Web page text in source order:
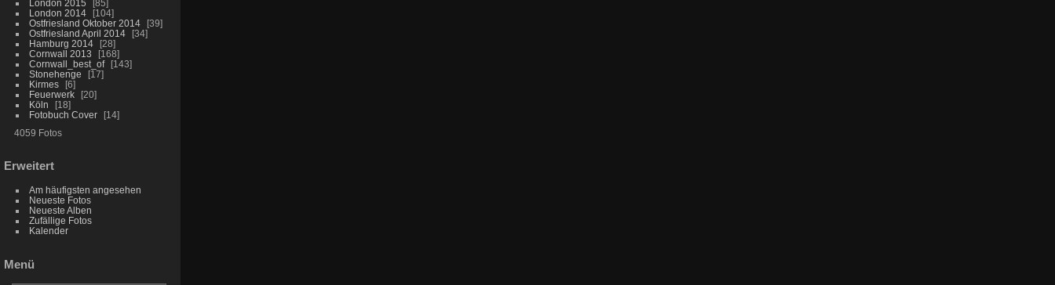
London 2015
85
London 2014
104
Ostfriesland Oktober 2014
39
Ostfriesland April 2014
34
Hamburg 2014
28
Cornwall 2013
168
Cornwall_best_of
143
Stonehenge
17
Kirmes
6
Feuerwerk
20
Köln
18
Fotobuch Cover
14
4059 Fotos
Erweitert
Am häufigsten angesehen
Neueste Fotos
Neueste Alben
Zufällige Fotos
Kalender
Menü